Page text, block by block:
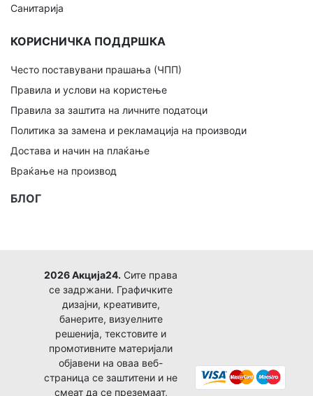
Санитарија
КОРИСНИЧКА ПОДДРШКА
Често поставувани прашања (ЧПП)
Правила и услови на користење
Правила за заштита на личните податоци
Политика за замена и рекламација на производи
Достава и начин на плаќање
Враќање на производ
БЛОГ
2026 Акција24. Сите права
се задржани. Графичките
дизајни, креативите,
банерите, визуелните
решенија, текстовите и
промотивните материјали
објавени на оваа веб-
страница се заштитени и не
смеат да се преземаат,